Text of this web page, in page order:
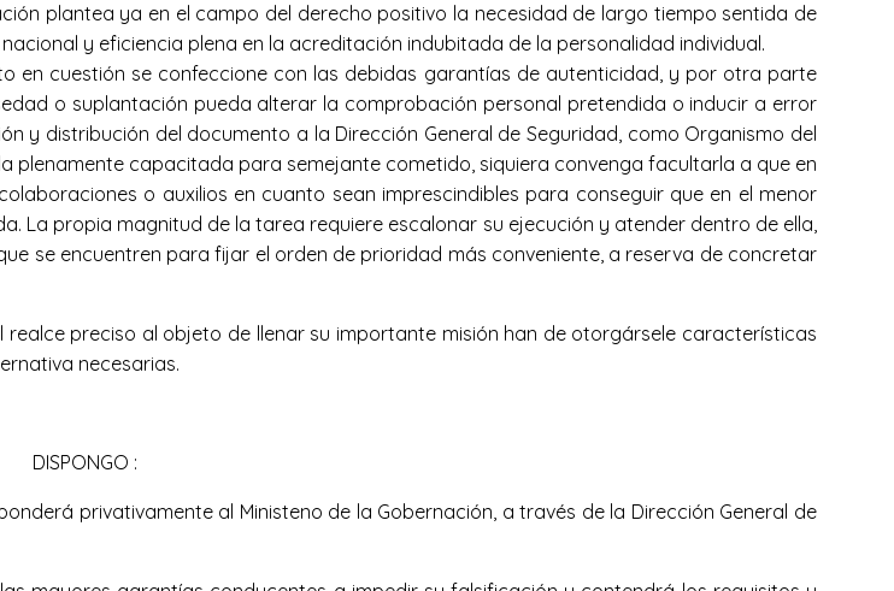
plantea ya en el campo del derecho positivo la necesidad de largo tiempo sentida de
y eficiencia plena en la acreditación indubitada de la personalidad individual.
en cuestión se confeccione con las debidas garantías de autenticidad, y por otra parte
o suplantación pueda alterar la comprobación personal pretendida o inducir a error
y distribución del documento a la Dirección General de Seguridad, como Organismo del
plenamente capacitada para semejante cometido, siquiera convenga facultarla a que en
o auxilios en cuanto sean imprescindibles para conseguir que en el menor
La propia magnitud de la tarea requiere escalonar su ejecución y atender dentro de ella,
se encuentren para fijar el orden de prioridad más conveniente, a reserva de concretar
preciso al objeto de llenar su importante misión han de otorgársele características
necesarias.
DISPONGO :
privativamente al Ministeno de la Gobernación, a través de la Dirección General de